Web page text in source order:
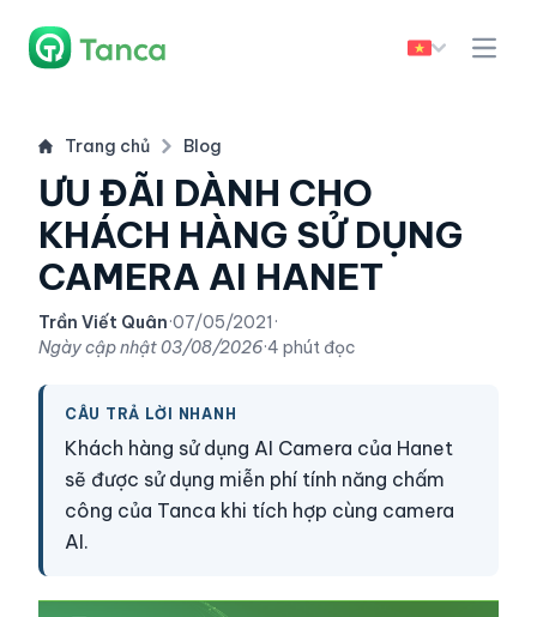
Trang chủ Blog
ƯU ĐÃI DÀNH CHO
KHÁCH HÀNG SỬ DỤNG
CAMERA AI HANET
Trần Viết Quân·07/05/2021 ·
Ngày cập nhật03/08/2026·4 phút đọc
CÂU TRẢ LỜI NHANH
Khách hàng sử dụng AI Camera của Hanet
sẽ được sử dụng miễn phí tính năng chấm
công của Tanca khi tích hợp cùng camera
AI.